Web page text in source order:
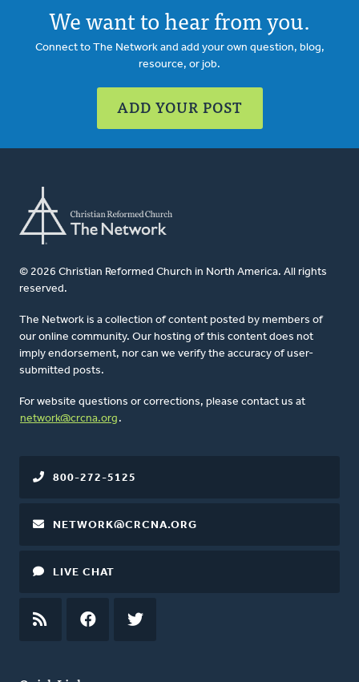
We want to hear from you.
Connect to The Network and add your own question, blog,
resource, or job.
ADD YOUR POST
© 2026 Christian Reformed Church in North America. All rights
reserved.
The Network is a collection of content posted by members of
our online community. Our hosting of this content does not
imply endorsement, nor can we verify the accuracy of user-
submitted posts.
For website questions or corrections, please contact us at
network@crcna.org .
800-272-5125
NETWORK@CRCNA.ORG
LIVE CHAT